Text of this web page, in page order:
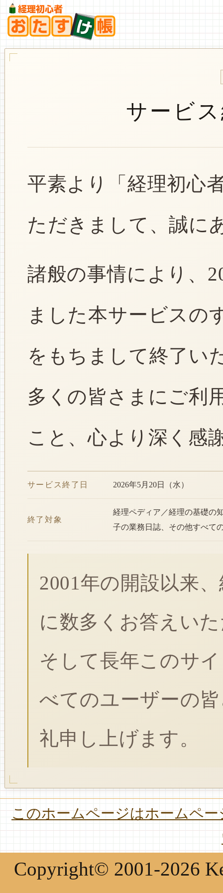
サービ
平素より「経理初心
ただきまして、誠に
諸般の事情により、
ました本サービスの
をもちまして終了い
多くの皆さまにご利
こと、心より深く感
サービス終了日 2026年5月20日（水）
終了対象
経理ペディア／経理の基礎の
子の業務日誌、その他すべて
2001年の開設以来
に数多くお答えい
そして長年このサ
べてのユーザーの
礼申し上げます。
このホームページはホームペ
Copyright© 2001-2026